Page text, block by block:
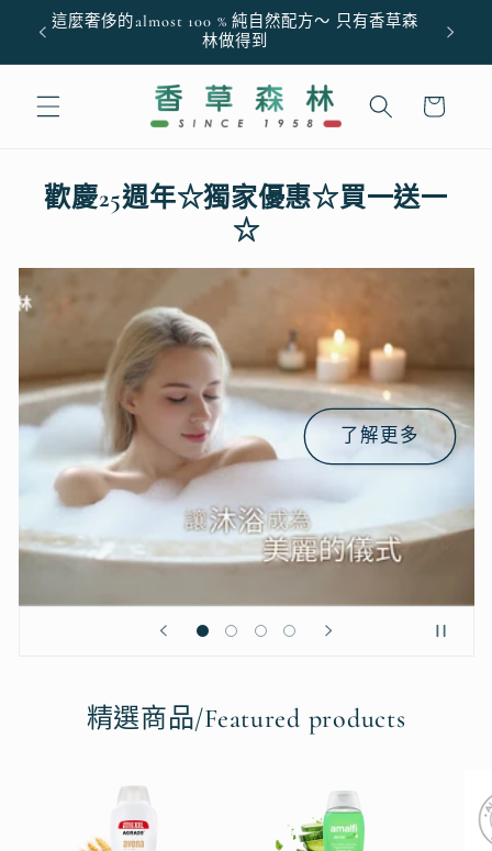
跳至內
容
這麼奢侈的almost 100 % 純自然配方～ 只有香草森
林做得到
物
歡慶25週年☆獨家優惠☆買一送一
☆
了解更多
精選商品/Featured products